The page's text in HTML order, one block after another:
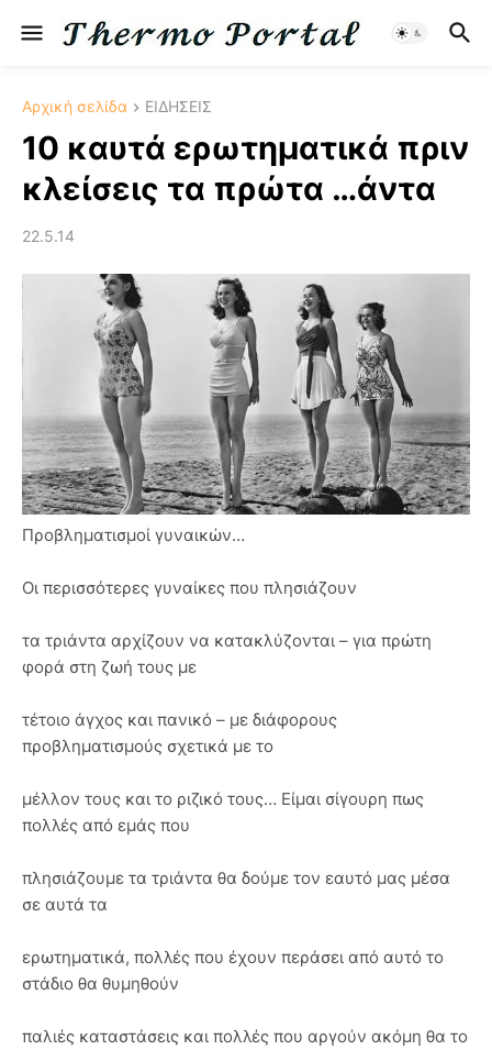
Αρχική σελίδα ΕΙΔΗΣΕΙΣ
10 καυτά ερωτηματικά πριν
κλείσεις τα πρώτα …άντα
22.5.14
Προβληματισμοί γυναικών…
Οι περισσότερες γυναίκες που πλησιάζουν
τα τριάντα αρχίζουν να κατακλύζονται – για πρώτη
φορά στη ζωή τους με
τέτοιο άγχος και πανικό – με διάφορους
προβληματισμούς σχετικά με το
μέλλον τους και το ριζικό τους… Είμαι σίγουρη πως
πολλές από εμάς που
πλησιάζουμε τα τριάντα θα δούμε τον εαυτό μας μέσα
σε αυτά τα
ερωτηματικά, πολλές που έχουν περάσει από αυτό το
στάδιο θα θυμηθούν
παλιές καταστάσεις και πολλές που αργούν ακόμη θα το